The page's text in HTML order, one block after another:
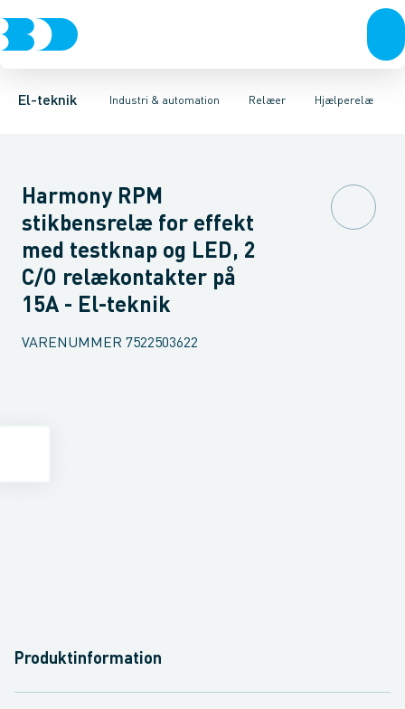
El-teknik Industri & automation
Afbrydere, stikkontakter & lampeudtagForgreningsmateriel
Relæer
Industristiksystemer Frekvensomformere og softstartere
Hjælperelæ
TidsrelæTemperaturovervågningsrelæ
Harmony RPM
stikbensrelæ for effekt
med testknap og LED, 2
C/O relækontakter på
15A - El-teknik
VARENUMMER 7522503622
Produktinformation